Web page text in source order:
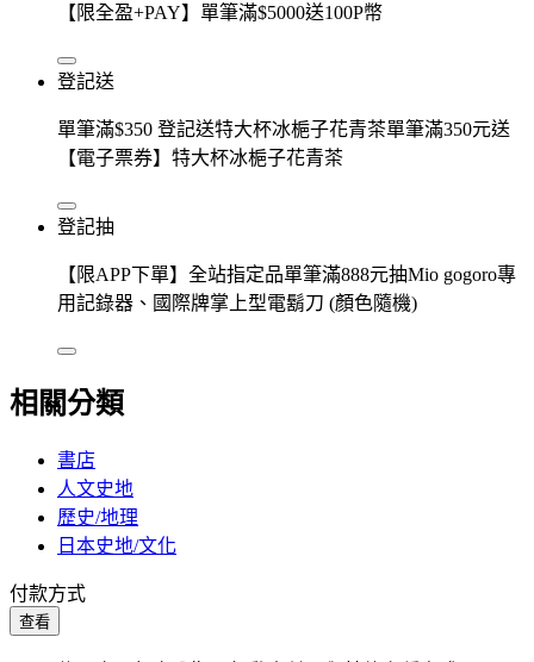
【限全盈+PAY】單筆滿$5000送100P幣
登記送
單筆滿$350 登記送特大杯冰梔子花青茶單筆滿350元送
【電子票券】特大杯冰梔子花青茶
登記抽
【限APP下單】全站指定品單筆滿888元抽Mio gogoro專
用記錄器、國際牌掌上型電鬍刀 (顏色隨機)
相關分類
書店
人文史地
歷史/地理
日本史地/文化
付款方式
查看